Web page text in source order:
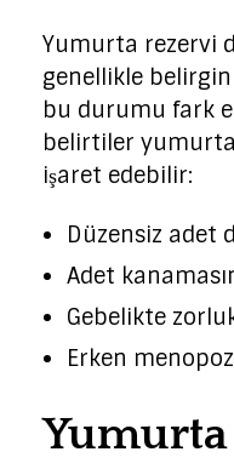
Yumurta rezervi
genellikle belirgin
bu durumu fark
belirtiler
işaret edebilir:
Düzensiz adet
Adet
Gebelikte
Erken